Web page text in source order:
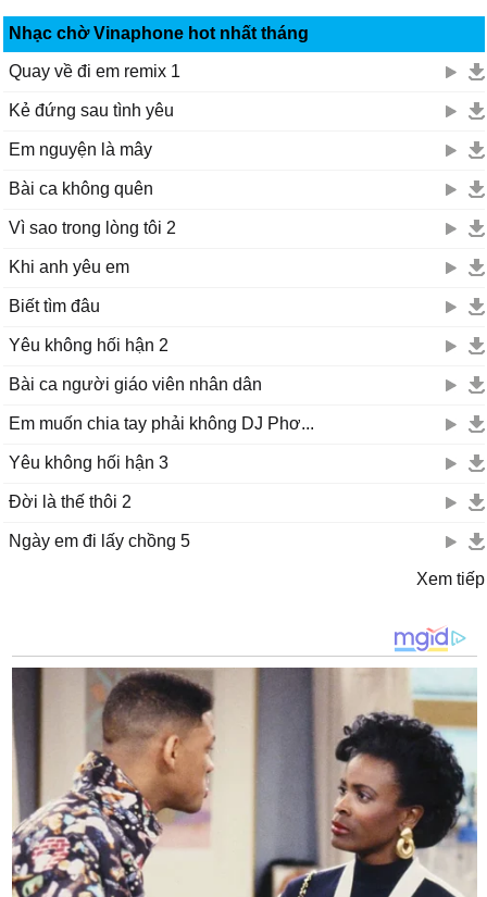
Nhạc chờ Vinaphone hot nhất tháng
Quay về đi em remix 1
Kẻ đứng sau tình yêu
Em nguyện là mây
Bài ca không quên
Vì sao trong lòng tôi 2
Khi anh yêu em
Biết tìm đâu
Yêu không hối hận 2
Bài ca người giáo viên nhân dân
Em muốn chia tay phải không DJ Phơ...
Yêu không hối hận 3
Đời là thế thôi 2
Ngày em đi lấy chồng 5
Xem tiếp